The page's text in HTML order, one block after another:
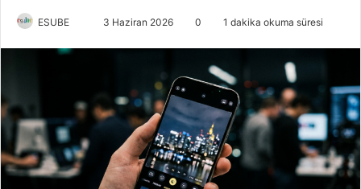
ESUBE
-
p
o
s
3 Haziran 2026 0 1 dakika okuma süresi